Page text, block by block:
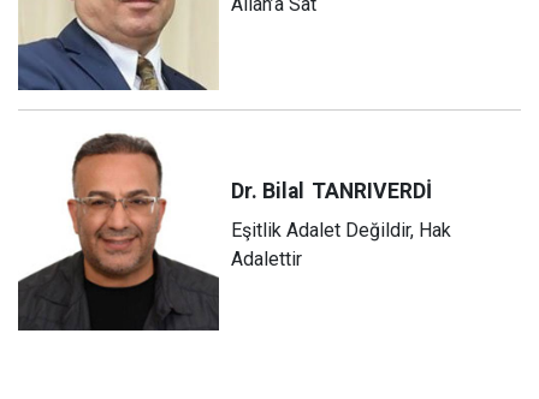
Dr. Bilal TANRIVERDİ
Eşitlik Adalet Değildir, Hak
Adalettir